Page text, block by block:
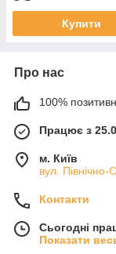
Купити
Про нас
100%
Працює з
м. Київ
вул. Північно-
Контакти
Сьогодні
Показати